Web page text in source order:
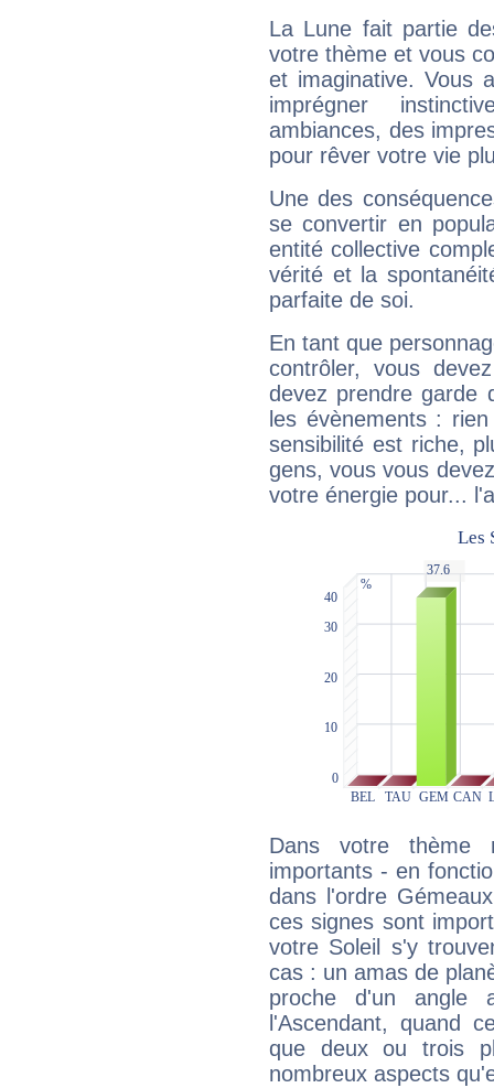
La Lune fait partie
votre thème et vous
et imaginative. Vous
imprégner
ambiances, des
pour rêver votre vie
Une des
se convertir en
entité collective
vérité et la
parfaite de soi.
En tant que
contrôler, vous
devez prendre garde
les évènements :
sensibilité est riche,
gens, vous vous
votre énergie pour...
Dans votre thème
importants - en
dans l'ordre
ces signes sont
votre Soleil s'y
cas : un amas de
proche d'un
l'Ascendant, quand
que deux ou trois
nombreux aspects